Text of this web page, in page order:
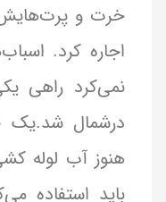
خرت و
اجاره کرد.
نمی‌کرد راهی
درشمال شد.یک
هنوز آب لوله
باید استفاده